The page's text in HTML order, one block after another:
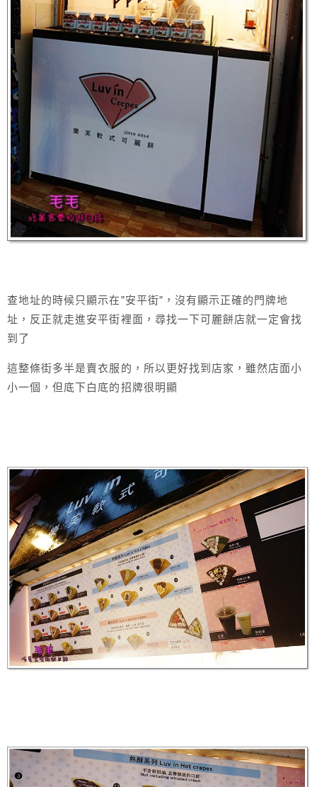
查地址的時候只顯示在”安平街”，沒有顯示正確的門牌地
址，反正就走進安平街裡面，尋找一下可麗餅店就一定會找
到了
這整條街多半是賣衣服的，所以更好找到店家，雖然店面小
小一個，但底下白底的招牌很明顯